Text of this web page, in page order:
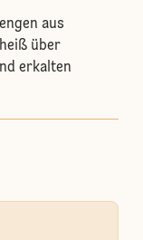
aus
über
erkalten